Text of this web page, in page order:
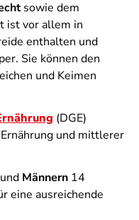
sowie dem
ist vor allem in
enthalten und
Sie können den
und Keimen
(DGE)
und mittlerer
Männern 14
eine ausreichende